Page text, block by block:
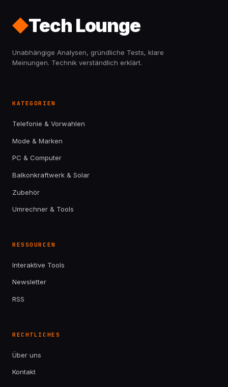
Tech Lounge
Unabhängige Analysen, gründliche Tests, klare
Meinungen. Technik verständlich erklärt.
KATEGORIEN
Telefonie & Vorwahlen
Mode & Marken
PC & Computer
Balkonkraftwerk & Solar
Zubehör
Umrechner & Tools
RESSOURCEN
Interaktive Tools
Newsletter
RSS
RECHTLICHES
Über uns
Kontakt